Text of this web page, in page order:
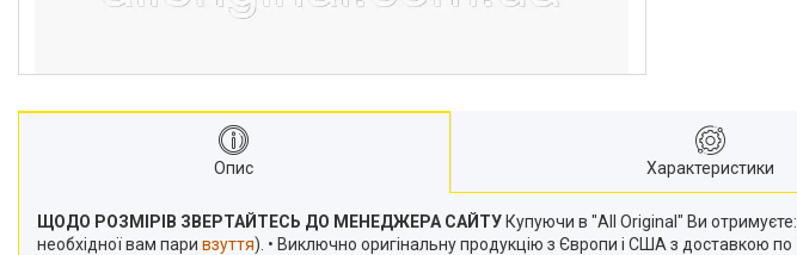
Опис Характеристики
ЩОДО РОЗМІРІВ ЗВЕРТАЙТЕСЬ ДО МЕНЕДЖЕРА САЙТУКупуючи в "All Original" Ви
необхідної вам пари взуття). • Виключно оригінальну продукцію з Європи і США з доставкою